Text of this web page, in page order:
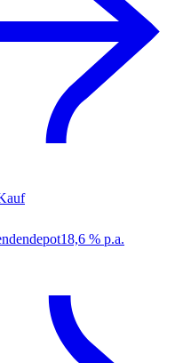
18,6 % p.a.